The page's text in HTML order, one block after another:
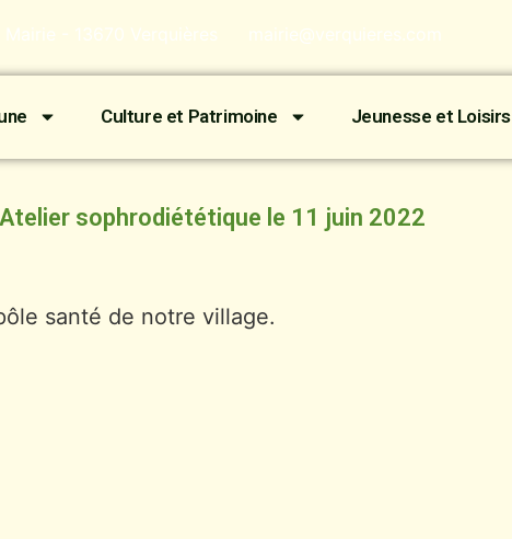
- 13670 Verquières mairie@verquieres.com
Culture et Patrimoine Jeunesse et Loisirs
Atelier sophrodiététique le 11 juin 2022
santé de notre village.